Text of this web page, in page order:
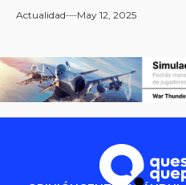
Actualidad May 12, 2025